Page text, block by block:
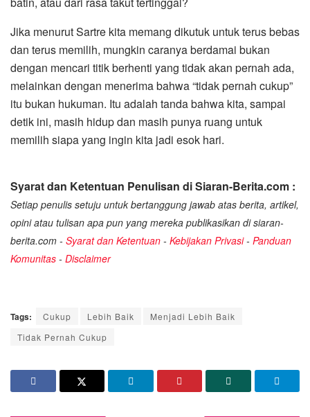
Jika menurut Sartre kita memang dikutuk untuk terus bebas
dan terus memilih, mungkin caranya berdamai bukan
dengan mencari titik berhenti yang tidak akan pernah ada,
melainkan dengan menerima bahwa “tidak pernah cukup”
itu bukan hukuman. Itu adalah tanda bahwa kita, sampai
detik ini, masih hidup dan masih punya ruang untuk
memilih siapa yang ingin kita jadi esok hari.
Syarat dan Ketentuan Penulisan di Siaran-Berita.com :
Setiap penulis setuju untuk bertanggung jawab atas berita, artikel,
opini atau tulisan apa pun yang mereka publikasikan di siaran-
berita.com - Syarat dan Ketentuan - Kebijakan Privasi- Panduan
Komunitas - Disclaimer
Tags: Cukup Lebih Baik
Menjadi Lebih Baik
Tidak Pernah Cukup